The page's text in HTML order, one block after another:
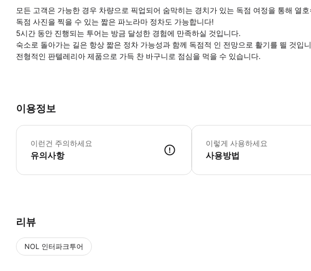
모든 고객은 가능한 경우 차량으로 픽업되어 숨막히는 경치가 있는 독점 여정을 통해 열
독점 사진을 찍을 수 있는 짧은 파노라마 정차도 가능합니다!
5시간 동안 진행되는 투어는 방금 달성한 경험에 만족하실 것입니다.
숙소로 돌아가는 길은 항상 짧은 정차 가능성과 함께 독점적 인 전망으로 활기를 띌 것입
전형적인 판텔레리아 제품으로 가득 찬 바구니로 점심을 먹을 수 있습니다.
이용정보
이런건 주의하세요
유의사항
* 소요시간 : 300분 (옵션에 따라 소요 시
이렇게 사용하세요
사용방법
리뷰
NOL 인터파크투어